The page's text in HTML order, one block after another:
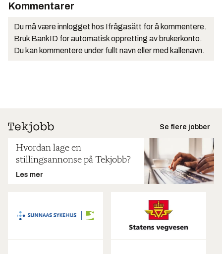
Kommentarer
Du må være innlogget hos Ifrågasätt for å kommentere.
Bruk BankID for automatisk oppretting av brukerkonto.
Du kan kommentere under fullt navn eller med kallenavn.
Se flere jobber
Hvordan lage en
stillingsannonse på Tekjobb?
Les mer